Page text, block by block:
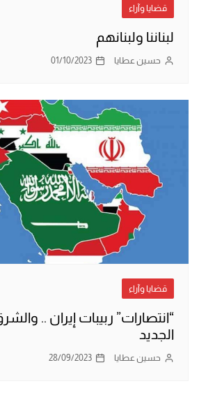
قضايا وآراء
لبناننا ولبنانهم
حسين عطايا 01/10/2023
قضايا وآراء
“انتصارات” ربيبات إيران ..
الجديد
حسين عطايا 28/09/2023